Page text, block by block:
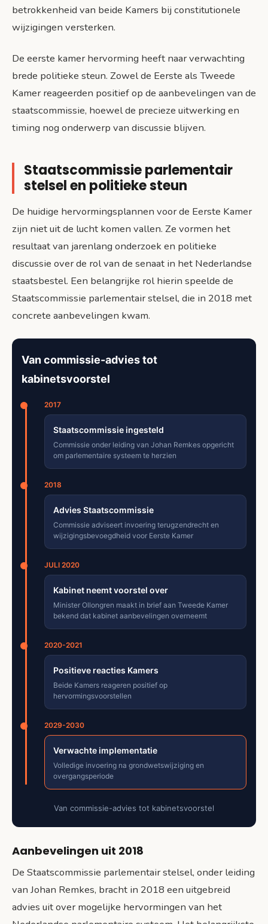
betrokkenheid van beide Kamers bij constitutionele
wijzigingen versterken.
De eerste kamer hervorming heeft naar verwachting
brede politieke steun. Zowel de Eerste als Tweede
Kamer reageerden positief op de aanbevelingen van de
staatscommissie, hoewel de precieze uitwerking en
timing nog onderwerp van discussie blijven.
Staatscommissie parlementair
stelsel en politieke steun
De huidige hervormingsplannen voor de Eerste Kamer
zijn niet uit de lucht komen vallen. Ze vormen het
resultaat van jarenlang onderzoek en politieke
discussie over de rol van de senaat in het Nederlandse
staatsbestel. Een belangrijke rol hierin speelde de
Staatscommissie parlementair stelsel, die in 2018 met
concrete aanbevelingen kwam.
Van commissie-advies tot
kabinetsvoorstel
2017
Staatscommissie ingesteld
Commissie onder leiding van Johan Remkes opgericht
om parlementaire systeem te herzien
2018
Advies Staatscommissie
Commissie adviseert invoering terugzendrecht en
wijzigingsbevoegdheid voor Eerste Kamer
JULI 2020
Kabinet neemt voorstel over
Minister Ollongren maakt in brief aan Tweede Kamer
bekend dat kabinet aanbevelingen overneemt
2020-2021
Positieve reacties Kamers
Beide Kamers reageren positief op
hervormingsvoorstellen
2029-2030
Verwachte implementatie
Volledige invoering na grondwetswijziging en
overgangsperiode
Van commissie-advies tot kabinetsvoorstel
Aanbevelingen uit 2018
De Staatscommissie parlementair stelsel, onder leiding
van Johan Remkes, bracht in 2018 een uitgebreid
advies uit over mogelijke hervormingen van het